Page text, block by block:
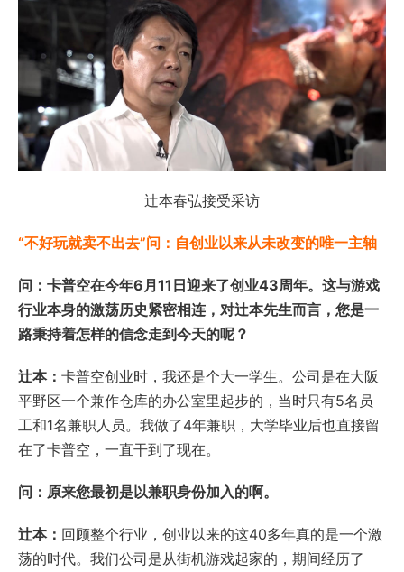
辻本春弘接受采访
“不好玩就卖不出去”问：自创业以来从未改变的唯一主轴
问：卡普空在今年6月11日迎来了创业43周年。这与游戏
行业本身的激荡历史紧密相连，对辻本先生而言，您是一
路秉持着怎样的信念走到今天的呢？
辻本： 卡普空创业时，我还是个大一学生。公司是在大阪
平野区一个兼作仓库的办公室里起步的，当时只有5名员
工和1名兼职人员。我做了4年兼职，大学毕业后也直接留
在了卡普空，一直干到了现在。
问：原来您最初是以兼职身份加入的啊。
辻本： 回顾整个行业，创业以来的这40多年真的是一个激
荡的时代。我们公司是从街机游戏起家的，期间经历了